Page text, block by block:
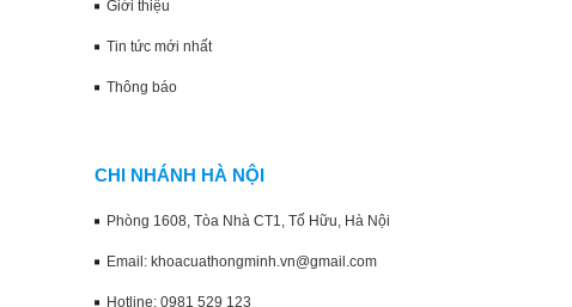
Giới thiệu
Tin tức mới nhất
Thông báo
CHI NHÁNH HÀ NỘI
Phòng 1608, Tòa Nhà CT1, Tố Hữu, Hà Nội
Email: khoacuathongminh.vn@gmail.com
Hotline: 0981 529 123